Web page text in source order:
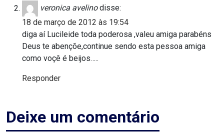
RN
ASSEMBLEIA
RN
ASSISTÊNCIA
BASTIDORES
veronica avelino disse:
18 de março de 2012 às 19:54
diga aí Lucileide toda poderosa ,valeu amiga parabéns
Deus te abençõe,continue sendo esta pessoa amiga
como voçê é beijos…..
Responder
Deixe um comentário